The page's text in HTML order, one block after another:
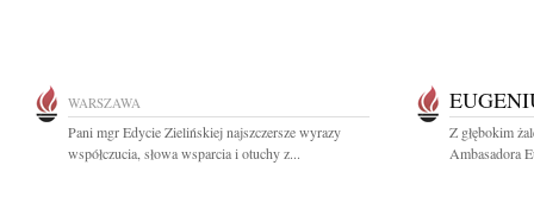
WARSZAWA
Pani mgr Edycie Zielińskiej najszczersze wyrazy
współczucia, słowa wsparcia i otuchy z...
Z głębokim
Ambasadora